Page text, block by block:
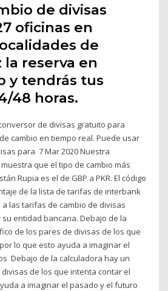
de divisas
oficinas en
de
la reserva en
y tendrás tus
48 horas.
de divisas gratuito para
cambio en tiempo real. Puede usar
para 7 Mar 2020 Nuestra
que el tipo de cambio más
Rupia es el de GBP a PKR. El código
de la lista de tarifas de interbank
las tarifas de cambio de divisas
entidad bancaria. Debajo de la
de los pares de divisas de los que
lo que esto ayuda a imaginar el
Debajo de la calculadora hay un
de los que intenta contar el
a imaginar el pasado y el futuro